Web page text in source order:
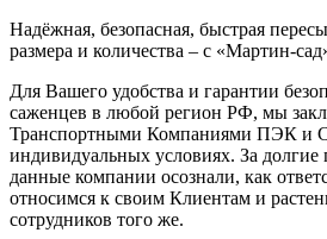
Надёжная, безопасная, быстрая
размера и количества – с «Мартин-
Для Вашего удобства и гарантии
саженцев в любой регион РФ, мы
Транспортными Компаниями ПЭК и
индивидуальных условиях. За долгие
данные компании осознали, как
относимся к своим Клиентам и
сотрудников того же.